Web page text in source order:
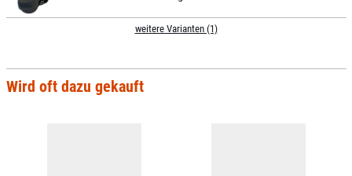
weitere Varianten (1)
Wird oft dazu gekauft